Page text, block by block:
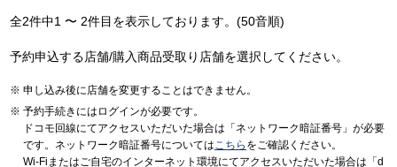
全2件中1 〜 2件目を表示しております。(50音順)
予約申込する店舗/購入商品受取り店舗を選択してください。
申し込み後に店舗を変更することはできません。
予約手続きにはログインが必要です。
ドコモ回線にてアクセスいただいた場合は「ネットワーク暗証番号」が必要
です。ネットワーク暗証番号についてはこちら をご確認ください。
Wi-Fiまたはご自宅のインターネット環境にてアクセスいただいた場合は「d